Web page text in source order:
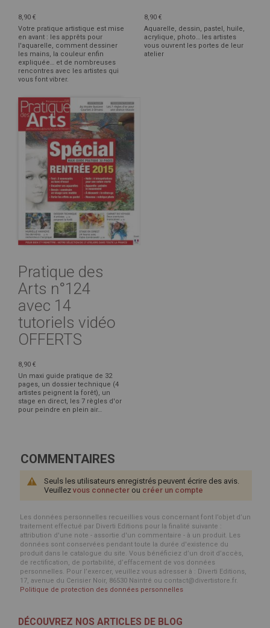
8,90 €
Votre pratique artistique est mise
en avant : les apprêts pour
l'aquarelle, comment dessiner
les mains, la couleur enfin
expliquée… et de nombreuses
rencontres avec les artistes qui
vous font vibrer.
8,90 €
Aquarelle, dessin, pastel, huile,
acrylique, photo… les artistes
vous ouvrent les portes de leur
atelier
Pratique des
Arts n°124
avec 14
tutoriels vidéo
OFFERTS
8,90 €
Un maxi guide pratique de 32
pages, un dossier technique (4
artistes peignent la forêt), un
stage en direct, les 7 règles d'or
pour peindre en plein air…
COMMENTAIRES
Seuls les utilisateurs enregistrés peuvent écrire des avis.
Veuillez vous connecter ou créer un compte
Les données personnelles recueillies vous concernant font l’objet d’un
traitement effectué par Diverti Editions pour la finalité suivante :
attribution d'une note - assortie d'un commentaire - à un produit. Les
données sont conservées pendant toute la durée d'existence du
produit dans le catalogue du site. Vous bénéficiez d’un droit d’accès,
de rectification, de portabilité, d’effacement de vos données
personnelles. Pour l’exercer, veuillez vous adresser à : Diverti Editions,
17, avenue du Cerisier Noir, 86530 Naintré ou contact@divertistore.fr.
Politique de protection des données personnelles
DÉCOUVREZ NOS ARTICLES DE BLOG